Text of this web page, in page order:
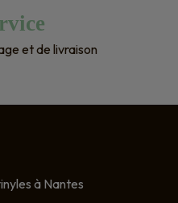
et de livraison
à Nantes